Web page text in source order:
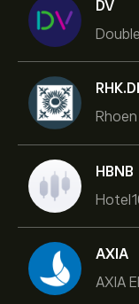
DV
HBNB
AXIA
AXIA